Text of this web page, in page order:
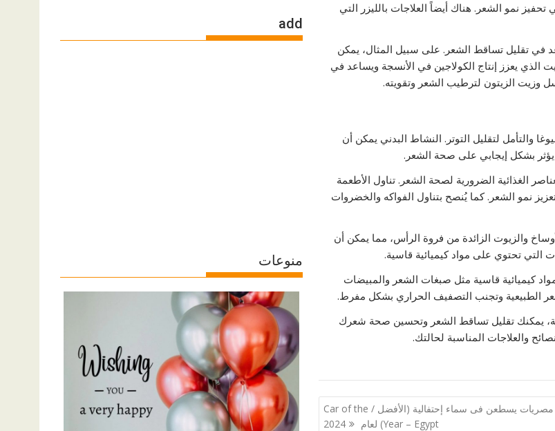
نمو الشعر. هناك أيضاً العلاجات بالليزر التي
في تقليل تساقط الشعر. على سبيل المثال، يمكن
يعزز إنتاج الكولاجين في الأنسجة ويساعد في
وزيت الزيتون لترطيب الشعر وتقويته.
والتأمل لتقليل التوتر. النشاط البدني يمكن أن
يؤثر بشكل إيجابي على صحة الشعر.
الغذائية الضرورية لصحة الشعر. تناول الأطعمة
نمو الشعر. كما يُنصح بتناول الفواكه والخضروات
والزيوت الزائدة من فروة الرأس، مما يمكن أن
تحتوي على مواد كيميائية قاسية.
كيميائية قاسية مثل صبغات الشعر والمبيضات
الطبيعية وتجنب التصفيف الحراري بشكل مفرط.
يمكنك تقليل تساقط الشعر وتحسين صحة شعرك
والعلاجات المناسبة لحالتك.
سيدات مصريات يسطعن فى سماء إحتفالية (الأفضل / Car of the
Year – Egypt) لعام 2024
add
منوعات